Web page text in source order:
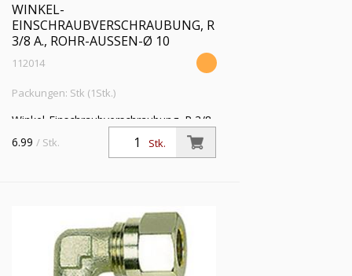
WINKEL-
EINSCHRAUBVERSCHRAUBUNG, R
3/8 A., ROHR-AUSSEN-Ø 10
112014
Packungen: Stk (1Stk.)
Winkel-Einschraubverschraubung, R 3/8
a., Rohr-Außen-Ø 10 mm, SW 13,
Betriebsdruck max. 60 bar, Temperatur
Stk.
6.99 / Stk.